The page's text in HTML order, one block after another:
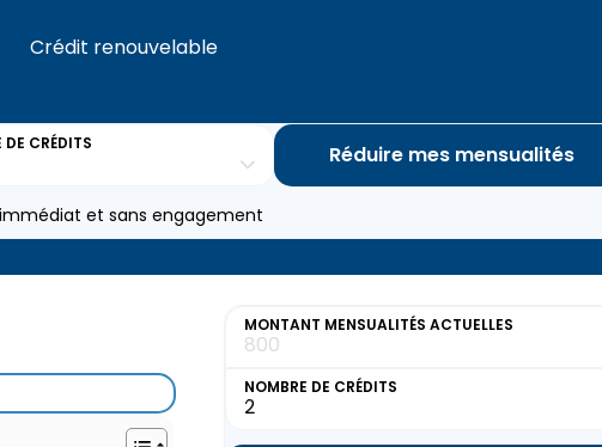
Crédit renouvelable
DE CRÉDITS Réduire mes mensualités
et sans engagement
MONTANT MENSUALITÉS ACTUELLES
NOMBRE DE CRÉDITS